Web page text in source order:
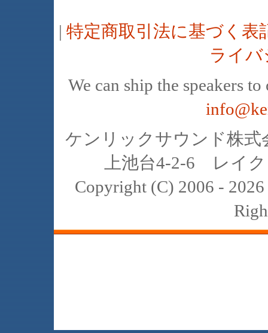
| 特定商取引法に基づく表
ライ
We can ship the speakers
ケンリックサウンド株
上池台4-2-6 レイ
Copyright (C) 2006 -